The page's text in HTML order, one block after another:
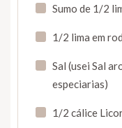
Sumo de 1/2
1/2 lima em
Sal (usei Sal
especiarias)
1/2 cálice